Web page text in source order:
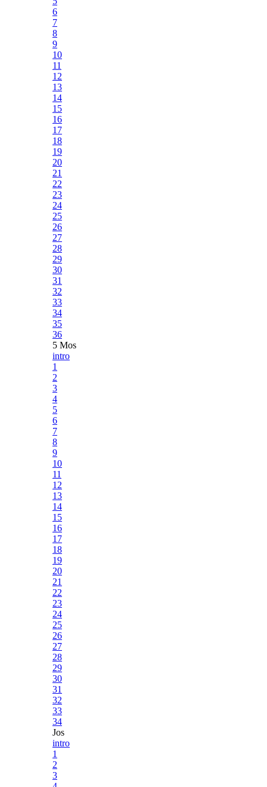
6
7
8
9
10
11
12
13
14
15
16
17
18
19
20
21
22
23
24
25
26
27
28
29
30
31
32
33
34
35
36
5 Mos
intro
1
2
3
4
5
6
7
8
9
10
11
12
13
14
15
16
17
18
19
20
21
22
23
24
25
26
27
28
29
30
31
32
33
34
Jos
intro
1
2
3